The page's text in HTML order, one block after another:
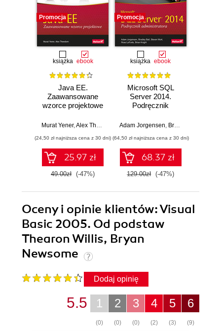
Promocja
książka ebook
Java EE.
Zaawansowane
wzorce projektowe
Murat Yener, Alex Theedom
(24,50 zł najniższa cena z 30 dni)
25.97 zł
49.00zł (-47%)
Promocja
książka ebook
Microsoft SQL
Server 2014.
Podręcznik
Adam Jorgensen Bradley Ball
(64,50 zł najniższa cena z 30 dni)
68.37 zł
129.00zł (-47%)
Oceny i opinie klientów: Visual
Basic 2005. Od podstaw
Thearon Willis, Bryan
Newsome
Dodaj opinię
6
(9)
5
(3)
4
(2)
3
(0)
2
(0)
1
(0)
5.5